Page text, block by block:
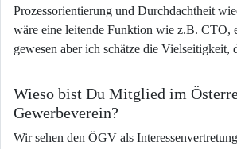
Prozessorientierung und Durchdachtheit
wäre eine leitende Funktion wie z.B. CTO,
gewesen aber ich schätze die Vielseitigkeit,
Wieso bist Du Mitglied im
Gewerbeverein?
Wir sehen den ÖGV als